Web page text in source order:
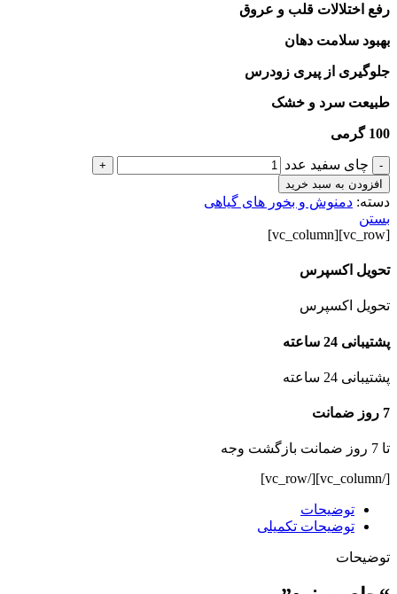
رفع اختلالات قلب و عروق
بهبود سلامت دهان
جلوگیری از پیری زودرس
طبیعت سرد و خشک
100 گرمی
- چای سفید عدد
+
افزودن به سبد خرید
دسته: دمنوش و بخور های گیاهی
بستن
[vc_row][vc_column]
تحویل اکسپرس
تحویل اکسپرس
پشتیبانی 24 ساعته
پشتیبانی 24 ساعته
7 روز ضمانت
تا 7 روز ضمانت بازگشت وجه
[/vc_column][/vc_row]
توضیحات
توضیحات تکمیلی
توضیحات